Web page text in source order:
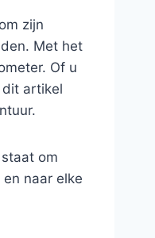
zijn
Met het
Of u
artikel
om
naar elke